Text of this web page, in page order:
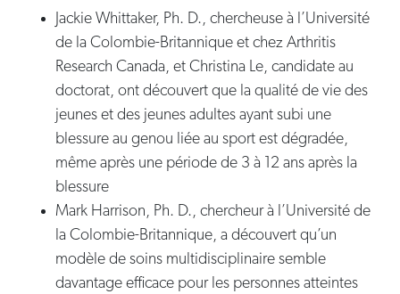
Jackie Whittaker, Ph. D., chercheuse à l’Université
de la Colombie-Britannique et chez Arthritis
Research Canada, et Christina Le, candidate au
doctorat, ont découvert que la qualité de vie des
jeunes et des jeunes adultes ayant subi une
blessure au genou liée au sport est dégradée,
même après une période de 3 à 12 ans après la
blessure
Mark Harrison, Ph. D., chercheur à l’Université de
la Colombie-Britannique, a découvert qu’un
modèle de soins multidisciplinaire semble
davantage efficace pour les personnes atteintes